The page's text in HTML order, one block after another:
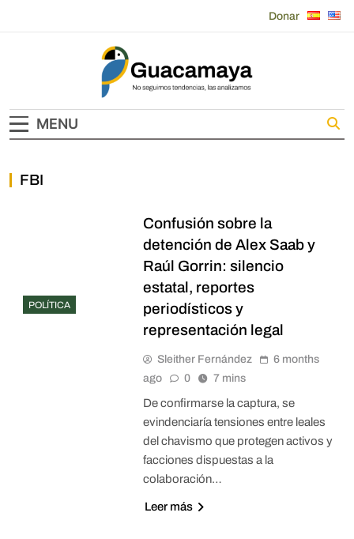
Donar
Guacamaya
MENU
FBI
POLÍTICA
Confusión sobre la
detención de Alex Saab y
Raúl Gorrin: silencio
estatal, reportes
periodísticos y
representación legal
Sleither Fernández
6 months
ago
0 7 mins
De confirmarse la captura, se
evindenciaría tensiones entre leales
del chavismo que protegen activos y
facciones dispuestas a la
colaboración…
Leer más